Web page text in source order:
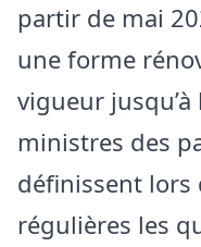
partir de mai
une forme
vigueur
ministres des
définissent lors
régulières les